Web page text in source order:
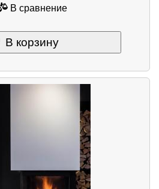
В сравнение
В корзину